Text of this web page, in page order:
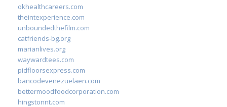
okhealthcareers.com
theintexperience.com
unboundedthefilm.com
catfriends-bg.org
marianlives.org
waywardtees.com
pidfloorsexpress.com
bancodevenezuelaen.com
bettermoodfoodcorporation.com
hingstonnt.com